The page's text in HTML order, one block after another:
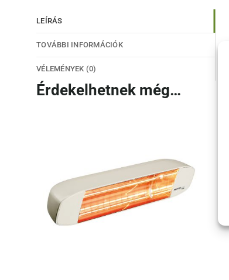
LEÍRÁS
TOVÁBBI INFORMÁCIÓK
VÉLEMÉNYEK (0)
Érdekelhetnek még…